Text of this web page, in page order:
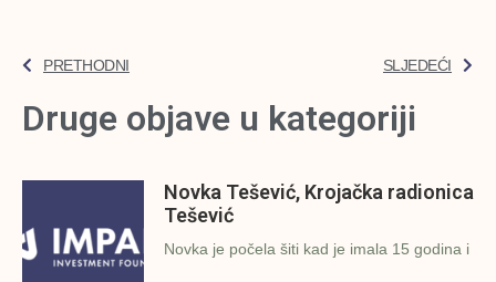
PRETHODNI SLJEDEĆI
Druge objave u kategoriji
Novka Tešević, Krojačka radionica
Tešević
Novka je počela šiti kad je imala 15 godina i